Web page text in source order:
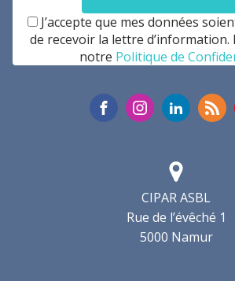
CIPAR ASBL
Rue de l’évêché 1
5000 Namur
J’accepte que mes données
de recevoir la lettre d’information.
notre Politique de